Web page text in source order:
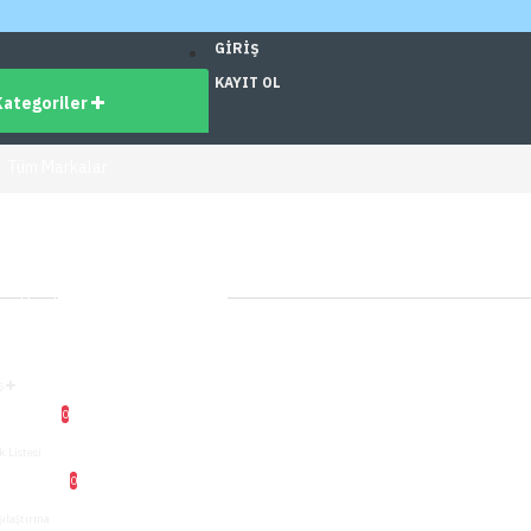
Ürünler
0
0
GIRIŞ
KAYIT OL